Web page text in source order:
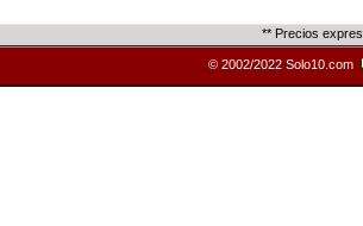
** Precios
© 2002/2022 Solo10.com